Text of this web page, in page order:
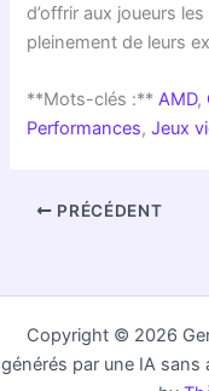
d’offrir aux joueurs
pleinement de leurs
**Mots-clés :**AMD,
Performances,Jeux
PRÉCÉDENT
Copyright © 2026
générés par une IA